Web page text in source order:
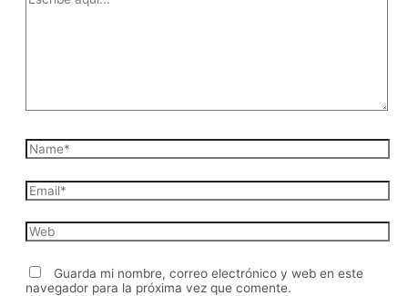
Name*
Email*
Web
Guarda mi nombre, correo electrónico y web en este
navegador para la próxima vez que comente.